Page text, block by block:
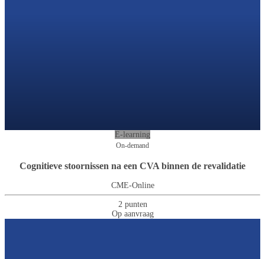
E-learning
On-demand
Cognitieve stoornissen na een CVA binnen de revalidatie
CME-Online
2 punten
Op aanvraag